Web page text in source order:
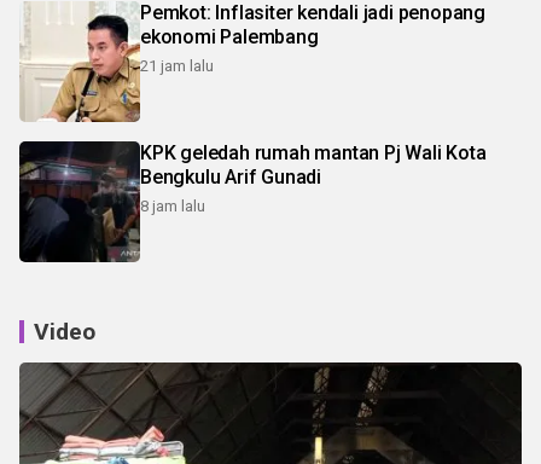
Pemkot: Inflasiter kendali jadi penopang
ekonomi Palembang
21 jam lalu
KPK geledah rumah mantan Pj Wali Kota
Bengkulu Arif Gunadi
8 jam lalu
Video